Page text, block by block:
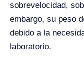
sobrevelocidad,
embargo, su peso
debido a la
laboratorio.